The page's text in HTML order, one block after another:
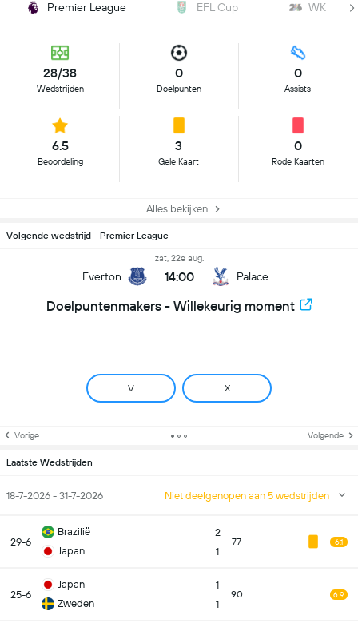
Premier League EFL Cup WK
28/38
Wedstrijden
0
Doelpunten
0
Assists
6.5
Beoordeling
3
Gele Kaart
0
Rode Kaarten
Alles bekijken
Volgende wedstrijd - Premier League
Everton
zat, 22e aug.
14:00 Palace
Doelpuntenmakers - Willekeurig moment
V X
Vorige Volgende
Laatste Wedstrijden
18-7-2026 - 31-7-2026 Niet deelgenopen aan 5 wedstrijden
29-6
Brazilië
Japan
2
1
77 6.1
25-6
Japan
Zweden
1
1
90 6.9